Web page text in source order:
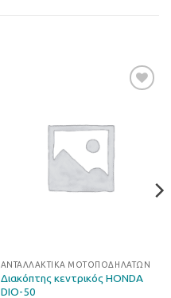
Επιθυμιών
ΑΝΤΑΛΛΑΚΤΙΚΆ ΜΟΤΟΠΟΔΗΛΆΤΩΝ
Διακόπτης κεντρικός HONDA
DIO-50